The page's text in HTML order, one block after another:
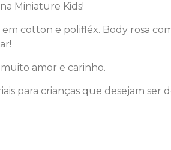
Miniature Kids!
cotton e polifléx. Body rosa
amor e carinho.
para crianças que desejam ser